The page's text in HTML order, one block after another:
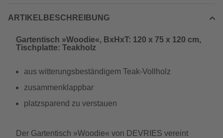
ARTIKELBESCHREIBUNG
Gartentisch »Woodie«, BxHxT: 120 x 75 x 120 cm,
Tischplatte: Teakholz
aus witterungsbeständigem Teak-Vollholz
zusammenklappbar
platzsparend zu verstauen
Der Gartentisch »Woodie« von DEVRIES vereint